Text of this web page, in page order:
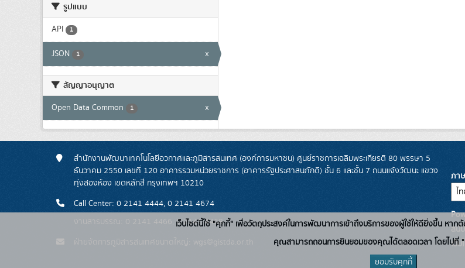
รูปแบบ
API 1
JSON 1 x
สัญญาอนุญาต
Open Data Common 1 x
สำนักงานพัฒนาเทคโนโลยีอวกาศและภูมิสารสนเทศ (องค์การมหาชน) ศูนย์ราชการเฉลิมพระเกียรติ 80 พรรษา 5
ธันวาคม 2550 เลขที่ 120 อาคารรวมหน่วยราชการ (อาคารรัฐประศาสนภักดี) ชั้น 6 และชั้น 7 ถนนแจ้งวัฒนะ แขวง
ทุ่งสองห้อง เขตหลักสี่ กรุงเทพฯ 10210
Call Center: 0 2141 4444, 0 2141 4674
งานสารบรรณ: 0 2141 4466, 0 2141 4468
ฝ่ายจัดการภูมิสารสนเทศขนาดใหญ่: wgs@gistda.or.th
ภา
สนั
เว็
เว็บไซต์นี้ใช้ "คุกกี้" เพื่อวัตถุประสงค์ในการพัฒนาการเข้าถึงบริการของผู้ใช้ให้ดียิ่งขึ้น หา
คุณสามารถถอนการยินยอมของคุณได้ตลอดเวลา โดยไปที่
ยอมรับคุกกี้